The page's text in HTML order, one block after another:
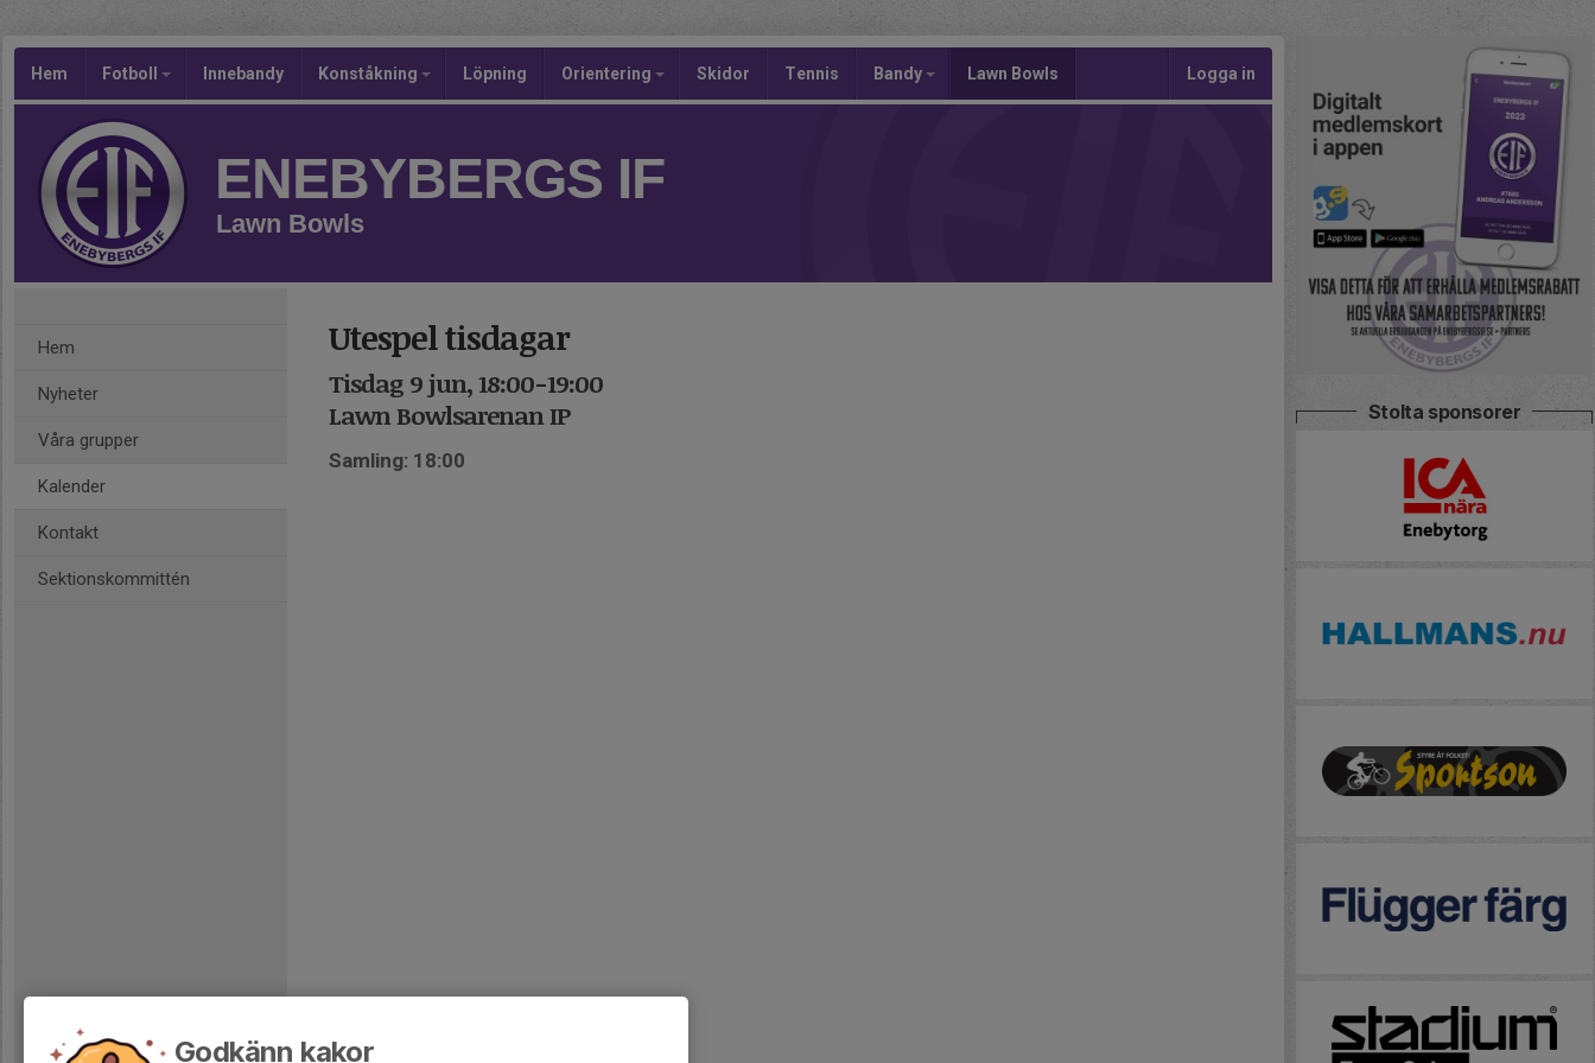
Hem Fotboll Innebandy Konståkning Löpning Orientering Skidor Tennis Bandy Lawn Bowls Logga in
ENEBYBERGS IF
Lawn Bowls
Hem
Nyheter
Våra grupper
Kalender
Kontakt
Sektionskommittén
Utespel tisdagar
Tisdag 9 jun, 18:00-19:00
Lawn Bowlsarenan IP
Samling: 18:00
Stolta sponsorer
Godkänn kakor